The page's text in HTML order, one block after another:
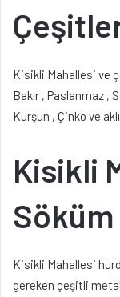
Kisikli Mahallesi ve
Bakır , Paslanmaz ,
Kurşun , Çinko ve
Kisikli
Söküm
Kisikli Mahallesi
gereken çeşitli